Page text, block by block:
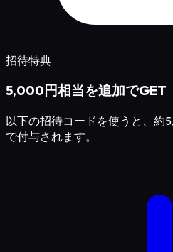
招待特典
5,000円相当を追加でGET
以下の招待コードを使うと、
で付与されます。